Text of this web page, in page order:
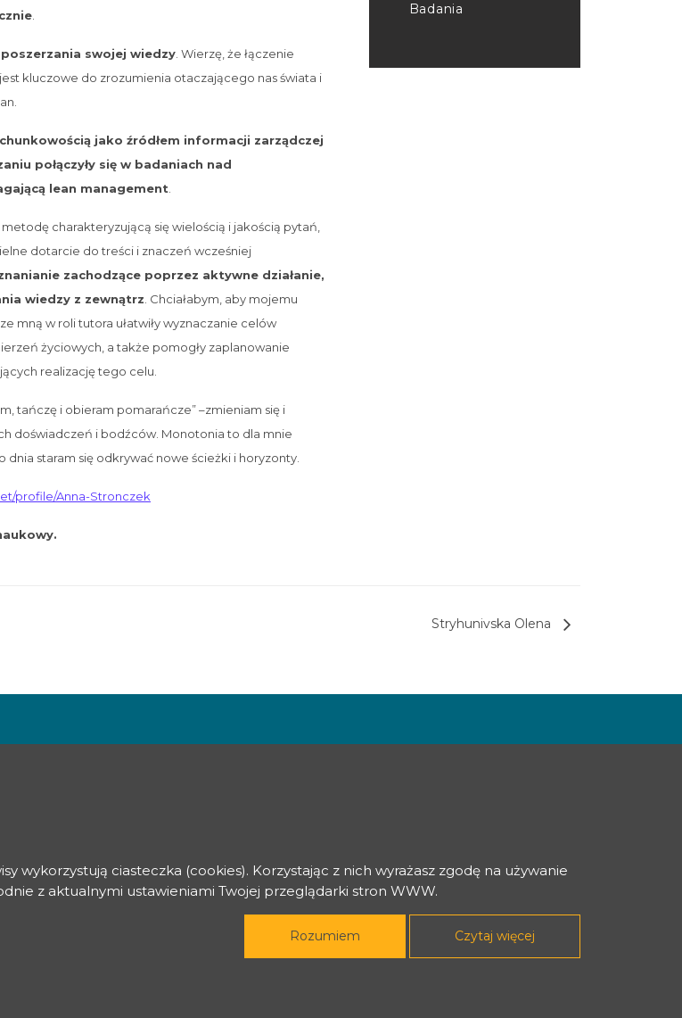
.
swojej wiedzy. Wierzę, że łączenie
kluczowe do zrozumienia otaczającego nas świata i
jako źródłem informacji zarządczej
połączyły się w badaniach nad
lean management.
charakteryzującą się wielością i jakością pytań,
dotarcie do treści i znaczeń wcześniej
zachodzące poprzez aktywne działanie,
wiedzy z zewnątrz. Chciałabym, aby mojemu
mną w roli tutora ułatwiły wyznaczanie celów
życiowych, a także pomogły zaplanowanie
realizację tego celu.
tańczę i obieram pomarańcze” –zmieniam się i
doświadczeń i bodźców. Monotonia to dla mnie
staram się odkrywać nowe ścieżki i horyzonty.
profile/Anna-Stronczek
Badania
Stryhunivska Olena
wykorzystują ciasteczka (cookies). Korzystając z nich wyrażasz zgodę na używanie
z aktualnymi ustawieniami Twojej przeglądarki stron WWW.
Rozumiem Czytaj więcej